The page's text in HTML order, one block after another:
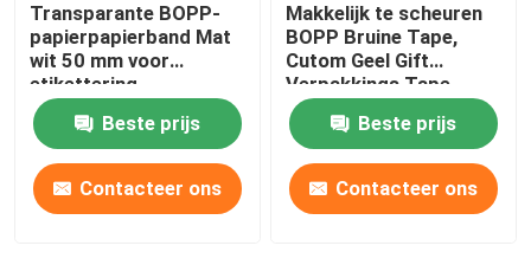
Producten
Video's
VR-show
Transparante BOPP-
papierpapierband Mat
wit 50 mm voor
etikettering
Beste prijs
Contacteer ons
Makkelijk te scheuren
BOPP Bruine Tape,
Cutom Geel Gift
Verpakkings Tape
Beste prijs
Contacteer ons